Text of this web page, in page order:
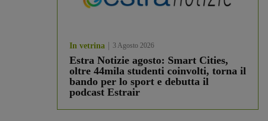
In vetrina 3 Agosto 2026
Estra Notizie agosto: Smart Cities,
oltre 44mila studenti coinvolti, torna il
bando per lo sport e debutta il
podcast Estrair